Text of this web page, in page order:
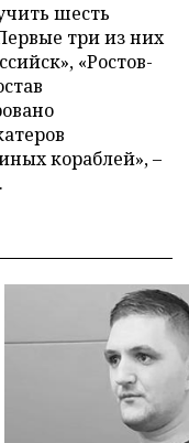
шесть
три из них
«Ростов-
кораблей»,–